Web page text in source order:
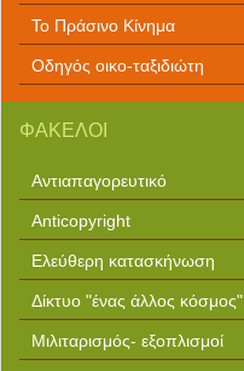
Το Πράσινο Κίνημα
Οδηγός οικο-ταξιδιώτη
ΦΑΚΕΛΟΙ
Αντιαπαγορευτικό
Anticopyright
Ελεύθερη κατασκήνωση
Δίκτυο "ένας άλλος κόσμος"
Μιλιταρισμός- εξοπλισμοί